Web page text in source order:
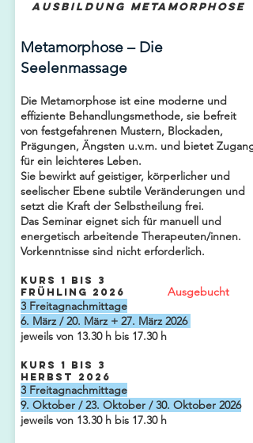
Ausbildung Metamorphose
Metamorphose – Die
Seelenmassage
Die Metamorphose ist eine moderne und
effiziente Behandlungsmethode, sie befreit
von festgefahrenen Mustern, Blockaden,
Prägungen, Ängsten u.v.m. und bietet Zugang
für ein leichteres Leben.
Sie bewirkt auf geistiger, körperlicher und
seelischer Ebene subtile Veränderungen und
setzt die Kraft der Selbstheilung frei.
Das Seminar eignet sich für manuell und
energetisch arbeitende Therapeuten/innen.
Vorkenntnisse sind nicht erforderlich.
Kurs 1 bis 3
Frühling 2026 Ausgebucht
3 Freitagnachmittage
6. März / 20. März + 27. März 2026
jeweils von 13.30 h bis 17.30 h
Kurs 1 bis 3
Herbst 2026
3 Freitagnachmittage
9. Oktober / 23. Oktober / 30. Oktober 2026
jeweils von 13.30 h bis 17.30 h